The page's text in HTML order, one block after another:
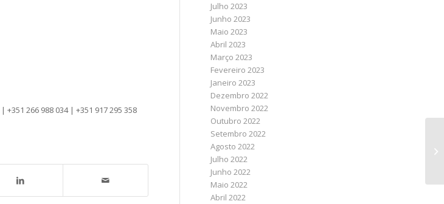
| +351 266 988 034 | +351 917 295 358
Julho 2023
Junho 2023
Maio 2023
Abril 2023
Março 2023
Fevereiro 2023
Janeiro 2023
Dezembro 2022
Novembro 2022
Outubro 2022
Setembro 2022
Agosto 2022
Julho 2022
Junho 2022
Maio 2022
Abril 2022